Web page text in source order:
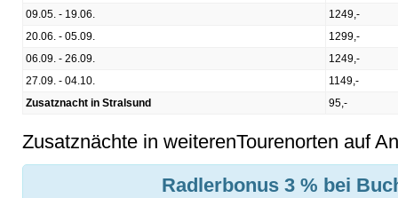
09.05. - 19.06.
1249,-
20.06. - 05.09.
1299,-
06.09. - 26.09.
1249,-
27.09. - 04.10.
1149,-
Zusatznacht in Stralsund
95,-
Zusatznächte in weiterenTourenorten auf
Radlerbonus 3 % bei